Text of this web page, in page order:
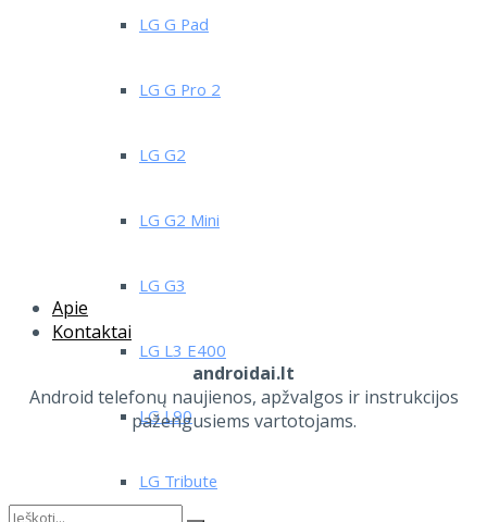
LG G Pad
LG G Pro 2
LG G2
LG G2 Mini
LG G3
LG L3 E400
LG L90
LG Tribute
Apie
Kontaktai
androidai.lt
Android telefonų naujienos, apžvalgos ir instrukcijos
pažengusiems vartotojams.